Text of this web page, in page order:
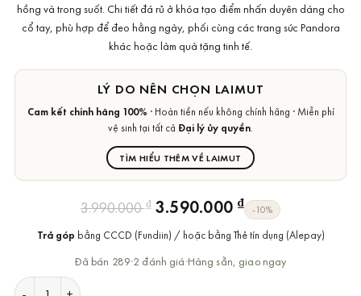
hồng và trong suốt. Chi tiết đá rủ ở khóa tạo điểm nhấn duyên dáng cho
cổ tay, phù hợp để đeo hằng ngày, phối cùng các trang sức Pandora
khác hoặc làm quà tặng tinh tế.
LÝ DO NÊN CHỌN LAIMUT
Cam kết chính hãng 100% · Hoàn tiền nếu không chính hãng · Miễn phí
vệ sinh tại tất cả Đại lý ủy quyền.
TÌM HIỂU THÊM VỀ LAIMUT
3.990.000₫ Giá
gốc
là:
3.990.000 ₫.
3.590.000 ₫
Giá
hiện
tại
là:
-10%
Trả góp bằng CCCD (Fundiin) / hoặc bằng Thẻ tín dụng (Alepay)
Đã bán 289·2 đánh giá·Hàng sẵn, giao ngay
Lắc tay Pandora 594234C01 Bow Chain Bracelet số lượng